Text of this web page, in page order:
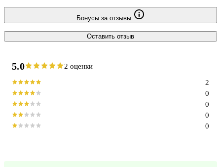
Бонусы за отзывы
Оставить отзыв
5.0 2 оценки
0
0
0
0
2